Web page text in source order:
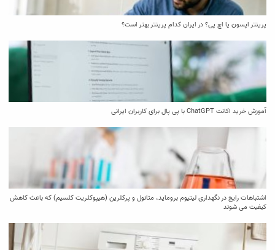
پرینتر اپسون یا اچ پی؟ در ایران کدام پرینتر بهتر است؟
آموزش خرید اکانت ChatGPT با پی پال برای کاربران ایرانی
اشتباهات رایج در نگهداری لیتیوم بروماید، متانول و پرکلرین (هیپوکلریت کلسیم) که باعث کاهش
کیفیت می‌ شوند